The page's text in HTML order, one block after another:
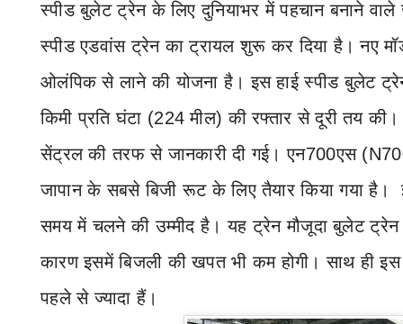
स्पीड बुलेट ट्रेन के लिए दुनियाभर में पहचान बनाने वाले
स्पीड एडवांस ट्रेन का ट्रायल शुरू कर दिया है। नए
ओलंपिक से लाने की योजना है। इस हाई स्पीड बुलेट
किमी प्रति घंटा (224 मील) की रफ्तार से दूरी तय
सेंट्रल की तरफ से जानकारी दी गई। एन700एस (
जापान के सबसे बिजी रूट के लिए तैयार किया गया
समय में चलने की उम्मीद है। यह ट्रेन मौजूदा बुलेट
कारण इसमें बिजली की खपत भी कम होगी। साथ ही इस
पहले से ज्यादा हैं।